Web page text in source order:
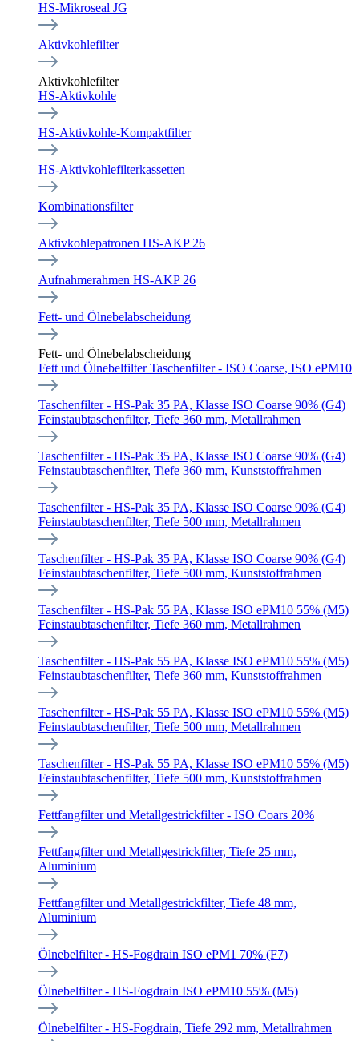
HS-Mikroseal JG
Aktivkohlefilter
Aktivkohlefilter
HS-Aktivkohle
HS-Aktivkohle-Kompaktfilter
HS-Aktivkohlefilterkassetten
Kombinationsfilter
Aktivkohlepatronen HS-AKP 26
Aufnahmerahmen HS-AKP 26
Fett- und Ölnebelabscheidung
Fett- und Ölnebelabscheidung
Fett und Ölnebelfilter Taschenfilter - ISO Coarse, ISO ePM10
Taschenfilter - HS-Pak 35 PA, Klasse ISO Coarse 90% (G4)
Feinstaubtaschenfilter, Tiefe 360 mm, Metallrahmen
Taschenfilter - HS-Pak 35 PA, Klasse ISO Coarse 90% (G4)
Feinstaubtaschenfilter, Tiefe 360 mm, Kunststoffrahmen
Taschenfilter - HS-Pak 35 PA, Klasse ISO Coarse 90% (G4)
Feinstaubtaschenfilter, Tiefe 500 mm, Metallrahmen
Taschenfilter - HS-Pak 35 PA, Klasse ISO Coarse 90% (G4)
Feinstaubtaschenfilter, Tiefe 500 mm, Kunststoffrahmen
Taschenfilter - HS-Pak 55 PA, Klasse ISO ePM10 55% (M5)
Feinstaubtaschenfilter, Tiefe 360 mm, Metallrahmen
Taschenfilter - HS-Pak 55 PA, Klasse ISO ePM10 55% (M5)
Feinstaubtaschenfilter, Tiefe 360 mm, Kunststoffrahmen
Taschenfilter - HS-Pak 55 PA, Klasse ISO ePM10 55% (M5)
Feinstaubtaschenfilter, Tiefe 500 mm, Metallrahmen
Taschenfilter - HS-Pak 55 PA, Klasse ISO ePM10 55% (M5)
Feinstaubtaschenfilter, Tiefe 500 mm, Kunststoffrahmen
Fettfangfilter und Metallgestrickfilter - ISO Coars 20%
Fettfangfilter und Metallgestrickfilter, Tiefe 25 mm,
Aluminium
Fettfangfilter und Metallgestrickfilter, Tiefe 48 mm,
Aluminium
Ölnebelfilter - HS-Fogdrain ISO ePM1 70% (F7)
Ölnebelfilter - HS-Fogdrain ISO ePM10 55% (M5)
Ölnebelfilter - HS-Fogdrain, Tiefe 292 mm, Metallrahmen